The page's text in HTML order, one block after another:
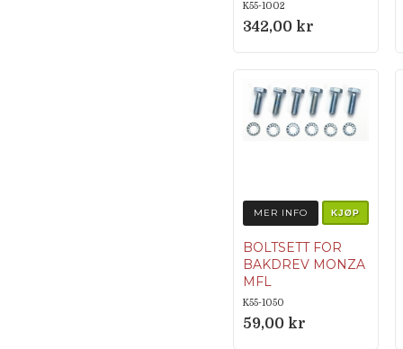
K55-1002
342,00 kr
MER INFO KJØP
BOLTSETT FOR
BAKDREV MONZA
MFL
K55-1050
59,00 kr